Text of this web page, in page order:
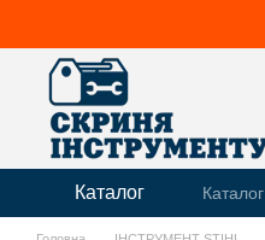
Каталог Каталог